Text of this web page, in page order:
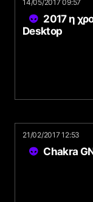
14/05/2017 09:57
2017 η
Desktop
21/02/2017 12:53
Chakra